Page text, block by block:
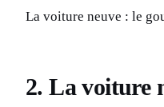
La voiture neuve : le
2. La voiture